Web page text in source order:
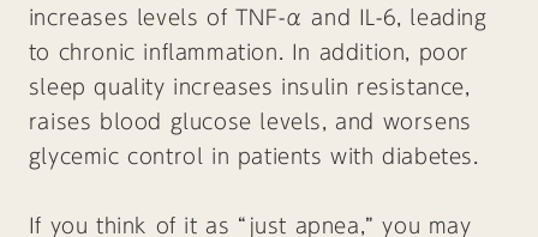
increases levels of TNF-α and IL-6, leading
to chronic inflammation. In addition, poor
sleep quality increases insulin resistance,
raises blood glucose levels, and worsens
glycemic control in patients with diabetes.
If you think of it as “just apnea,” you may